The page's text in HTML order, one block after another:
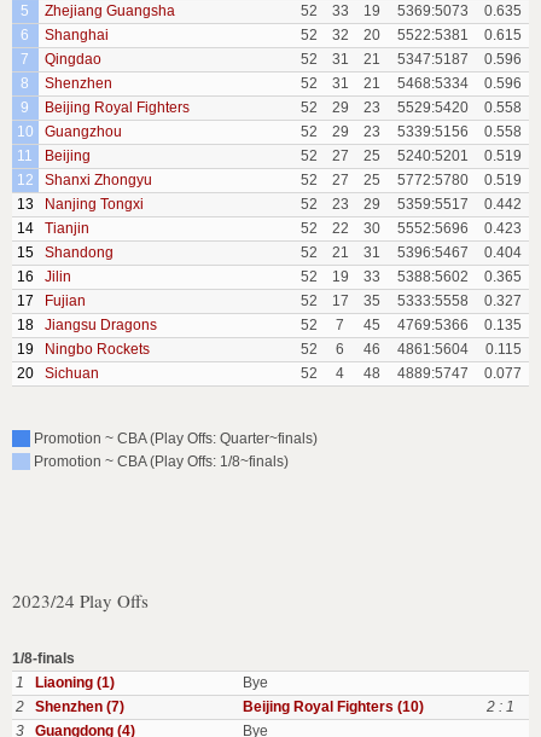
5
Zhejiang Guangsha 52 33 19 5369:5073
0.635
6
Shanghai 52 32 20 5522:5381
0.615
7
Qingdao 52 31 21 5347:5187
0.596
8
Shenzhen 52 31 21 5468:5334
0.596
9
Beijing Royal Fighters 52 29 23 5529:5420
0.558
10
Guangzhou 52 29 23 5339:5156
0.558
11
Beijing 52 27 25 5240:5201
0.519
12
Shanxi Zhongyu 52 27 25 5772:5780
0.519
13
Nanjing Tongxi 52 23 29 5359:5517
0.442
14
Tianjin 52 22 30 5552:5696
0.423
15
Shandong 52 21 31 5396:5467
0.404
16
Jilin 52 19 33 5388:5602
0.365
17
Fujian 52 17 35 5333:5558
0.327
18
Jiangsu Dragons 52 7 45 4769:5366
0.135
19
Ningbo Rockets 52 6 46 4861:5604
0.115
20
Sichuan 52 4 48 4889:5747 0.077
Promotion ~ CBA (Play Offs: Quarter~finals)
Promotion ~ CBA (Play Offs: 1/8~finals)
2023/24 Play Offs
1/8-finals
1
Liaoning (1)
Bye
2
Shenzhen (7) Beijing Royal Fighters (10)
2 : 1
3
Guangdong (4)
Bye